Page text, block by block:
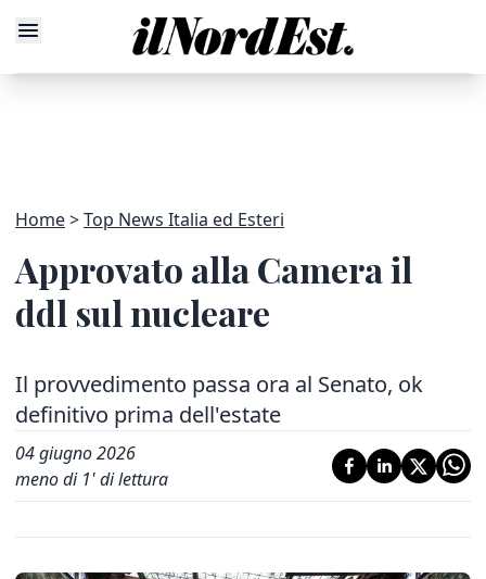
Home Top News Italia ed Esteri
Approvato alla Camera il
ddl sul nucleare
Il provvedimento passa ora al Senato, ok
definitivo prima dell'estate
04 giugno 2026
meno di 1' di lettura